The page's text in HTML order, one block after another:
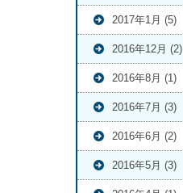
2017年1月 (5)
2016年12月 (2)
2016年8月 (1)
2016年7月 (3)
2016年6月 (2)
2016年5月 (3)